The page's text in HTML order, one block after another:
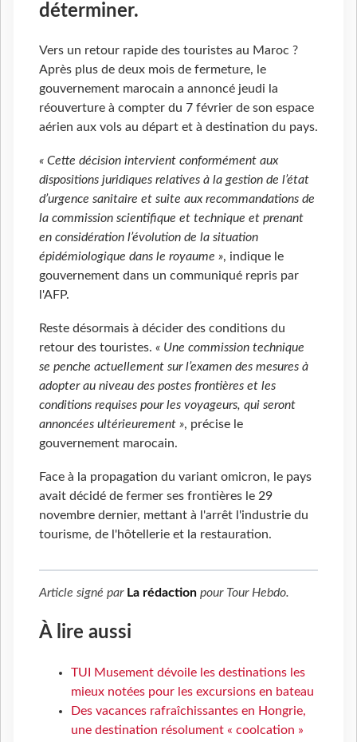
déterminer.
Vers un retour rapide des touristes au Maroc ?
Après plus de deux mois de fermeture, le
gouvernement marocain a annoncé jeudi la
réouverture à compter du 7 février de son espace
aérien aux vols au départ et à destination du pays.
« Cette décision intervient conformément aux
dispositions juridiques relatives à la gestion de l’état
d’urgence sanitaire et suite aux recommandations de
la commission scientifique et technique et prenant
en considération l’évolution de la situation
épidémiologique dans le royaume », indique le
gouvernement dans un communiqué repris par
l'AFP.
Reste désormais à décider des conditions du
retour des touristes. « Une commission technique
se penche actuellement sur l’examen des mesures à
adopter au niveau des postes frontières et les
conditions requises pour les voyageurs, qui seront
annoncées ultérieurement », précise le
gouvernement marocain.
Face à la propagation du variant omicron, le pays
avait décidé de fermer ses frontières le 29
novembre dernier, mettant à l'arrêt l'industrie du
tourisme, de l'hôtellerie et la restauration.
Article signé par La rédaction pour Tour Hebdo.
À lire aussi
TUI Musement dévoile les destinations les
mieux notées pour les excursions en bateau
Des vacances rafraîchissantes en Hongrie,
une destination résolument « coolcation »